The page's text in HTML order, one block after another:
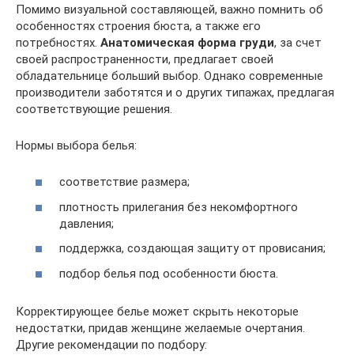
Помимо визуальной составляющей, важно помнить об
особенностях строения бюста, а также его
потребностях. Анатомическая форма груди, за счет
своей распространенности, предлагает своей
обладательнице больший выбор. Однако современные
производители заботятся и о других типажах, предлагая
соответствующие решения.
Нормы выбора белья:
соответствие размера;
плотность прилегания без некомфортного
давления;
поддержка, создающая защиту от провисания;
подбор белья под особенности бюста.
Корректирующее белье может скрыть некоторые
недостатки, придав женщине желаемые очертания.
Другие рекомендации по подбору: